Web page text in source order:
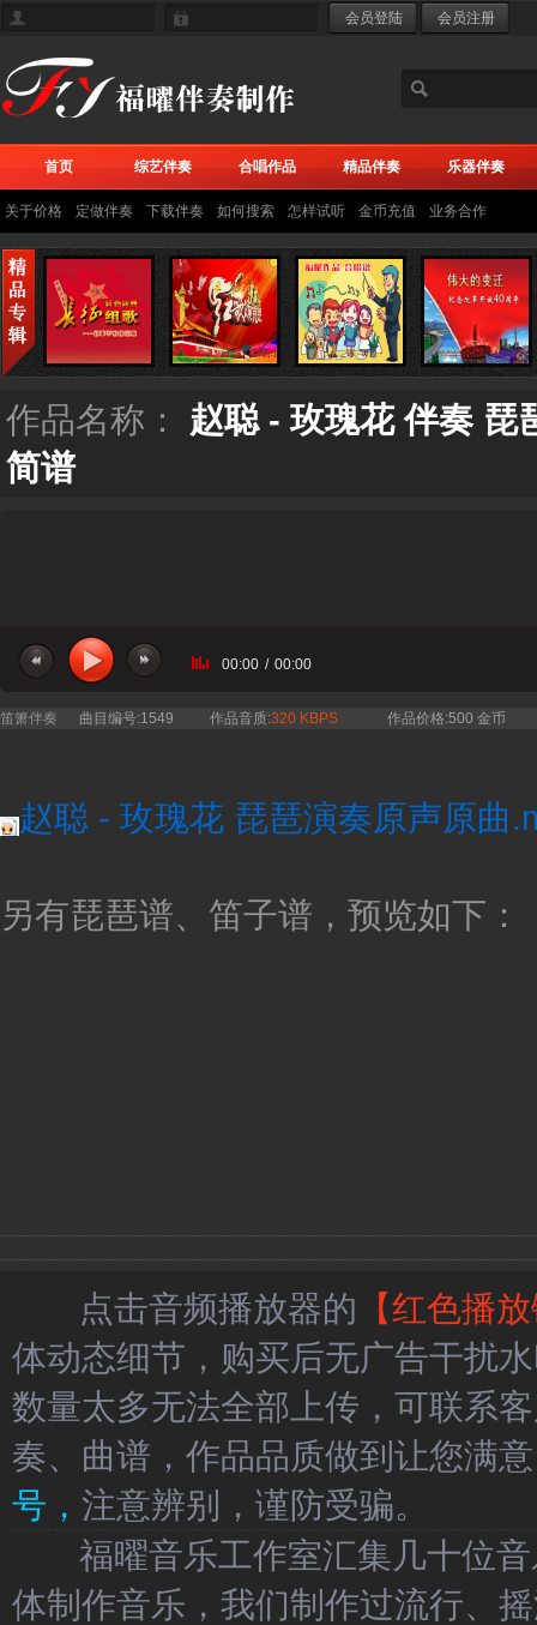
首页 综艺伴奏 合唱作品 精品伴奏 乐器伴奏
关于价格 定做伴奏 下载伴奏 如何搜索 怎样试听 金币充值 业务合作
作品名称： 赵聪 - 玫瑰花 伴奏 琵
简谱
00:00 / 00:00
笛箫伴奏 曲目编号:1549 作品音质:320 KBPS 作品价格:500 金币
赵聪 - 玫瑰花 琵琶演奏原声原曲
另有琵琶谱、笛子谱，预览如下：
点击音频播放器的 【红色播
体动态细节，购买后无广告干扰
数量太多无法全部上传，可联系
奏、曲谱，作品品质做到让您满
号， 注意辨别，谨防受骗。
福曜音乐工作室汇集几十位音
体制作音乐，我们制作过流行、